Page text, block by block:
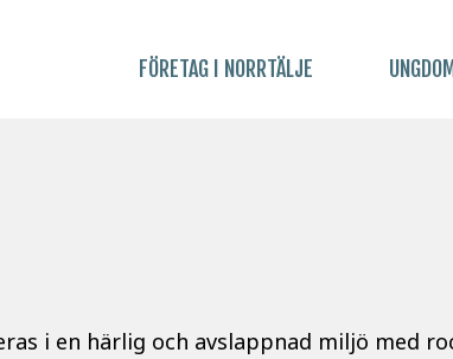
FÖRETAG I NORRTÄLJE
i en härlig och avslappnad miljö med